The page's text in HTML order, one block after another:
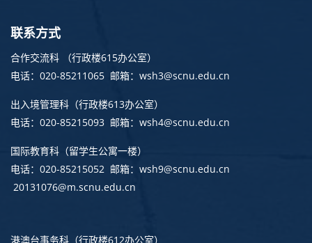
联系方式
合作交流科 （行政楼615办公室）
电话：020-85211065 邮箱：wsh3@scnu.edu.cn
出入境管理科 （行政楼613办公室）
电话：020-85215093 邮箱：wsh4@scnu.edu.cn
国际教育科（留学生公寓一楼）
电话：020-85215052 邮箱：wsh9@scnu.edu.cn
20131076@m.scnu.edu.cn
港澳台事务科 （行政楼612办公室）